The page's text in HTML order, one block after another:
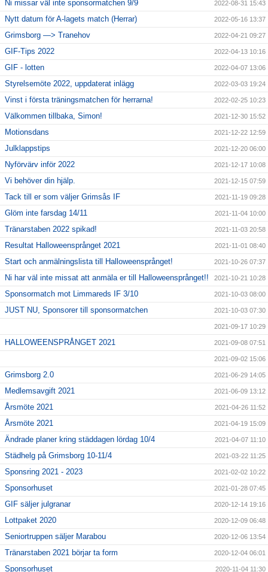
Ni missar väl inte sponsormatchen 9/9 2022-08-31 15:43
Nytt datum för A-lagets match (Herrar) 2022-05-16 13:37
Grimsborg —> Tranehov 2022-04-21 09:27
GIF-Tips 2022 2022-04-13 10:16
GIF - lotten 2022-04-07 13:06
Styrelsemöte 2022, uppdaterat inlägg 2022-03-03 19:24
Vinst i första träningsmatchen för herrarna! 2022-02-25 10:23
Välkommen tillbaka, Simon! 2021-12-30 15:52
Motionsdans 2021-12-22 12:59
Julklappstips 2021-12-20 06:00
Nyförvärv inför 2022 2021-12-17 10:08
Vi behöver din hjälp. 2021-12-15 07:59
Tack till er som väljer Grimsås IF 2021-11-19 09:28
Glöm inte farsdag 14/11 2021-11-04 10:00
Tränarstaben 2022 spikad! 2021-11-03 20:58
Resultat Halloweensprånget 2021 2021-11-01 08:40
Start och anmälningslista till Halloweensprånget! 2021-10-26 07:37
Ni har väl inte missat att anmäla er till Halloweensprånget!! 2021-10-21 10:28
Sponsormatch mot Limmareds IF 3/10 2021-10-03 08:00
JUST NU, Sponsorer till sponsormatchen 2021-10-03 07:30
2021-09-17 10:29
HALLOWEENSPRÅNGET 2021 2021-09-08 07:51
2021-09-02 15:06
Grimsborg 2.0 2021-06-29 14:05
Medlemsavgift 2021 2021-06-09 13:12
Årsmöte 2021 2021-04-26 11:52
Årsmöte 2021 2021-04-19 15:09
Ändrade planer kring städdagen lördag 10/4 2021-04-07 11:10
Städhelg på Grimsborg 10-11/4 2021-03-22 11:25
Sponsring 2021 - 2023 2021-02-02 10:22
Sponsorhuset 2021-01-28 07:45
GIF säljer julgranar 2020-12-14 19:16
Lottpaket 2020 2020-12-09 06:48
Seniortruppen säljer Marabou 2020-12-06 13:54
Tränarstaben 2021 börjar ta form 2020-12-04 06:01
Sponsorhuset 2020-11-04 11:30